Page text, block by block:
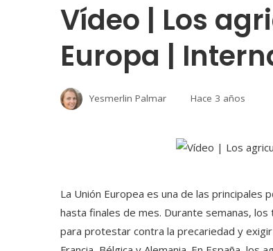
Vídeo | Los
Europa |
Yesmerlin Palmar Hace 3 años
La Unión Europea es una de las principales
hasta finales de mes. Durante semanas,
para protestar contra la precariedad y